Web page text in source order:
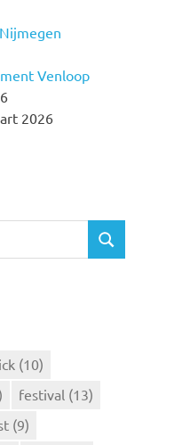
Venloop
2026
Z
(10)
festival (13)
(9)